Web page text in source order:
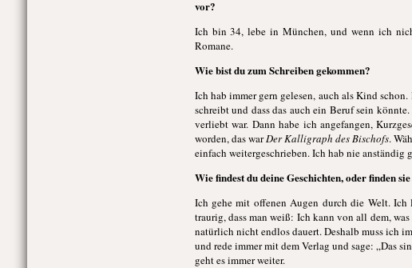
vor?
Ich bin 34, lebe in München, und wenn ich
Romane.
Wie bist du zum Schreiben gekommen?
Ich hab immer gern gelesen, auch als Kind
schreibt und dass das auch ein Beruf sein
verliebt war. Dann habe ich angefangen,
worden, das warDer Kalligraph des Bischofs.
einfach weitergeschrieben. Ich hab nie anständig
Wie findest du deine Geschichten, oder finden
Ich gehe mit offenen Augen durch die Welt.
traurig, dass man weiß: Ich kann von all dem,
natürlich nicht endlos dauert. Deshalb muss ich
und rede immer mit dem Verlag und sage: „Das
geht es immer weiter.